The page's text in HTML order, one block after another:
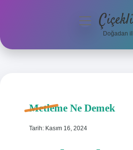
Anasayfa
menüyü
Doğadan
Metleme Ne Demek
Tarih: Kasım 16, 2024